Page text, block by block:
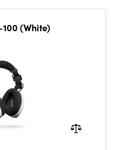
100 (White)